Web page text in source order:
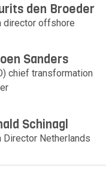
den Broeder
director offshore
Sanders
chief transformation
Schinagl
Director Netherlands